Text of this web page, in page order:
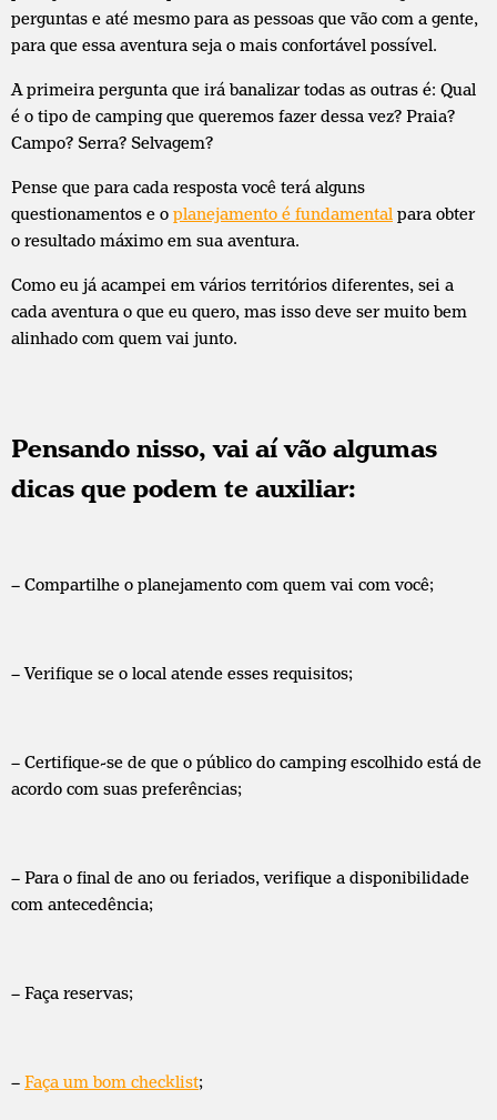
perguntas e até mesmo para as pessoas que vão com a gente,
para que essa aventura seja o mais confortável possível.
A primeira pergunta que irá banalizar todas as outras é: Qual
é o tipo de camping que queremos fazer dessa vez? Praia?
Campo? Serra? Selvagem?
Pense que para cada resposta você terá alguns
questionamentos e o planejamento é fundamental para obter
o resultado máximo em sua aventura.
Como eu já acampei em vários territórios diferentes, sei a
cada aventura o que eu quero, mas isso deve ser muito bem
alinhado com quem vai junto.
Pensando nisso, vai aí vão algumas
dicas que podem te auxiliar:
– Compartilhe o planejamento com quem vai com você;
– Verifique se o local atende esses requisitos;
– Certifique-se de que o público do camping escolhido está de
acordo com suas preferências;
– Para o final de ano ou feriados, verifique a disponibilidade
com antecedência;
– Faça reservas;
– Faça um bom checklist;